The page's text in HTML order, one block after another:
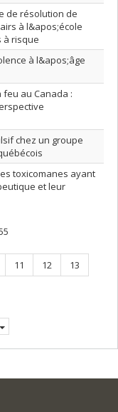
de résolution de
à l&apos;école
à risque
à l&apos;âge
au Canada :
chez un groupe
toxicomanes ayant
et leur
Page
11 Page
12 Page
13